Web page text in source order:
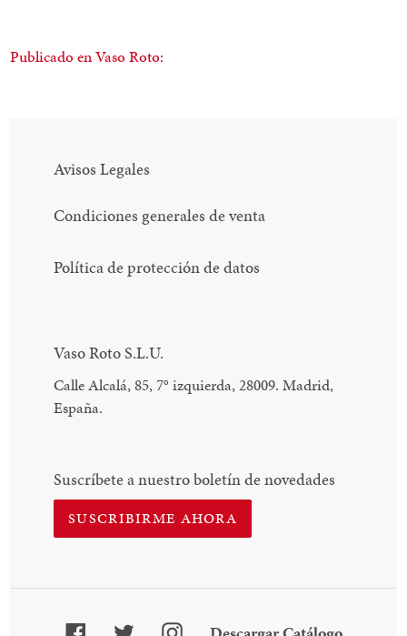
Publicado en Vaso Roto:
Avisos Legales
Condiciones generales de venta
Política de protección de datos
Vaso Roto S.L.U.
Calle Alcalá, 85, 7° izquierda, 28009. Madrid,
España.
Suscríbete a nuestro boletín de novedades
SUSCRIBIRME AHORA
FacebookTwitterInstagram